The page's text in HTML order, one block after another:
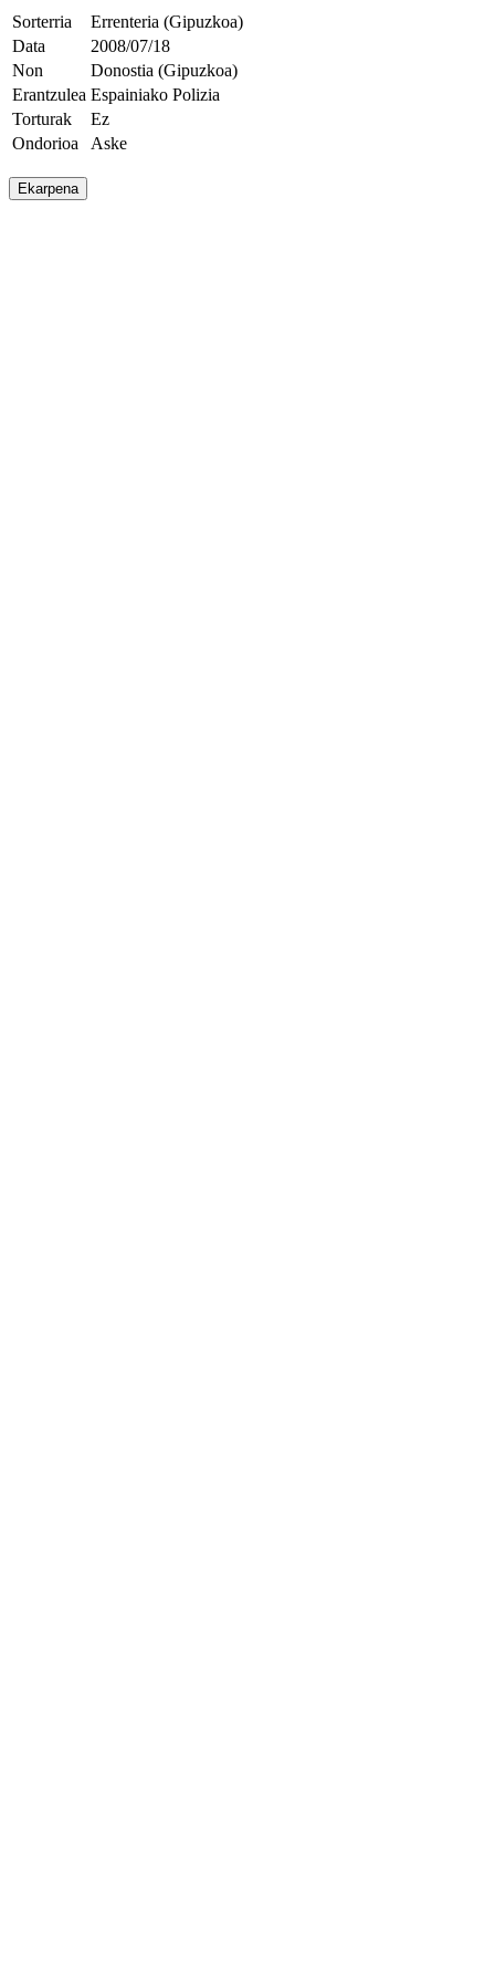
Sorterria
Errenteria (Gipuzkoa)
Data
2008/07/18
Non
Donostia (Gipuzkoa)
Erantzulea Espainiako Polizia
Torturak
Ez
Ondorioa
Aske